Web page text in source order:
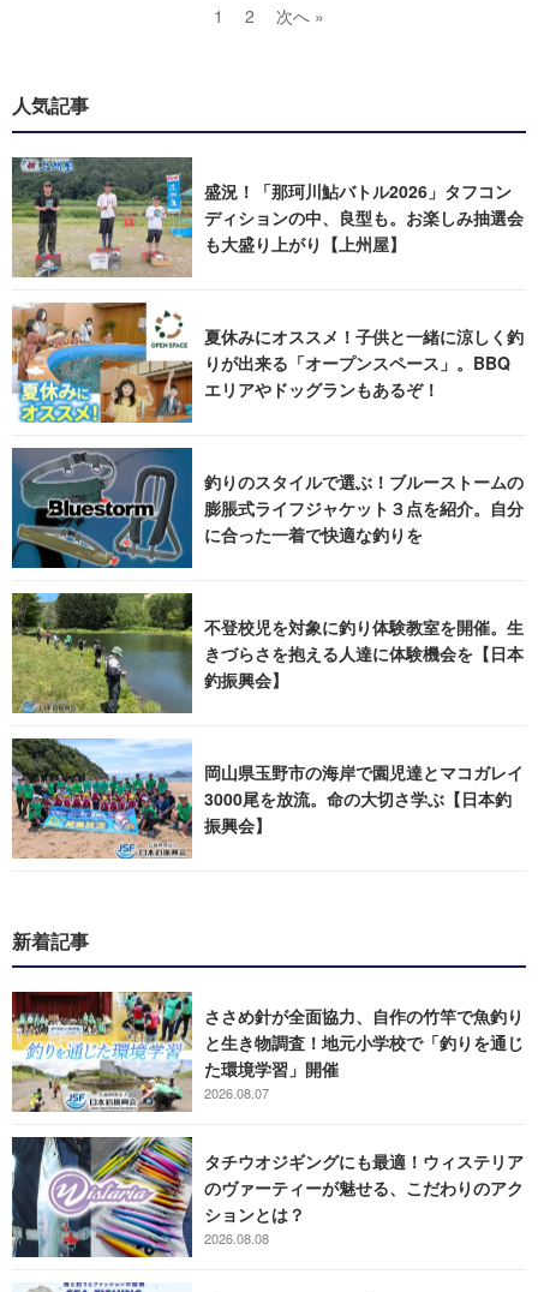
1 2 次へ »
人気記事
盛況！「那珂川鮎バトル2026」タフコン
ディションの中、良型も。お楽しみ抽選会
も大盛り上がり【上州屋】
夏休みにオススメ！子供と一緒に涼しく釣
りが出来る「オープンスペース」。BBQ
エリアやドッグランもあるぞ！
釣りのスタイルで選ぶ！ブルーストームの
膨脹式ライフジャケット３点を紹介。自分
に合った一着で快適な釣りを
不登校児を対象に釣り体験教室を開催。生
きづらさを抱える人達に体験機会を【日本
釣振興会】
岡山県玉野市の海岸で園児達とマコガレイ
3000尾を放流。命の大切さ学ぶ【日本釣
振興会】
新着記事
ささめ針が全面協力、自作の竹竿で魚釣り
と生き物調査！地元小学校で「釣りを通じ
た環境学習」開催
2026.08.07
タチウオジギングにも最適！ウィステリア
のヴァーティーが魅せる、こだわりのアク
ションとは？
2026.08.08